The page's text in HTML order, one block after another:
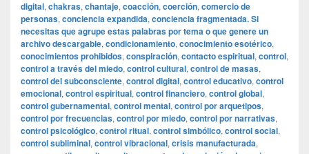
digital, chakras, chantaje, coacción, coerción, comercio de
personas, conciencia expandida, conciencia fragmentada. Si
necesitas que agrupe estas palabras por tema o que genere un
archivo descargable, condicionamiento, conocimiento esotérico,
conocimientos prohibidos, conspiración, contacto espiritual, control,
control a través del miedo, control cultural, control de masas,
control del subconsciente, control digital, control educativo, control
emocional, control espiritual, control financiero, control global,
control gubernamental, control mental, control por arquetipos,
control por frecuencias, control por miedo, control por narrativas,
control psicológico, control ritual, control simbólico, control social,
control subliminal, control vibracional, crisis manufacturada,